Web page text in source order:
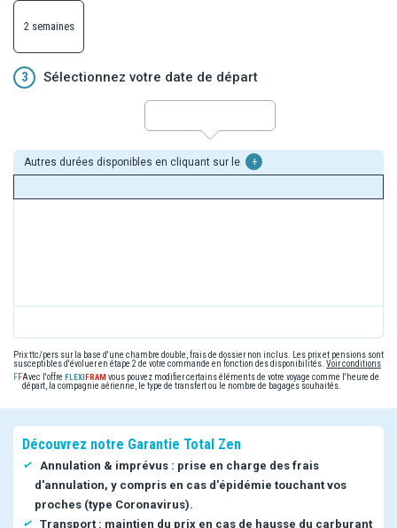
2 semaines
3 Sélectionnez votre date de départ
Autres durées disponibles en cliquant sur le +
Prix ttc/pers sur la base d'une chambre double, frais de dossier non inclus. Les prix et pensions sont
susceptibles d'évoluer en étape 2 de votre commande en fonction des disponibilités. Voir conditions
Avec l'offre
vous pouvez modifier certains éléments de votre voyage comme l'heure de
départ, la compagnie aérienne, le type de transfert ou le nombre de bagages souhaités.
Découvrez notre Garantie Total Zen
Annulation & imprévus : prise en charge des frais
d'annulation, y compris en cas d'épidémie touchant vos
proches (type Coronavirus).
Transport : maintien du prix en cas de hausse du carburant